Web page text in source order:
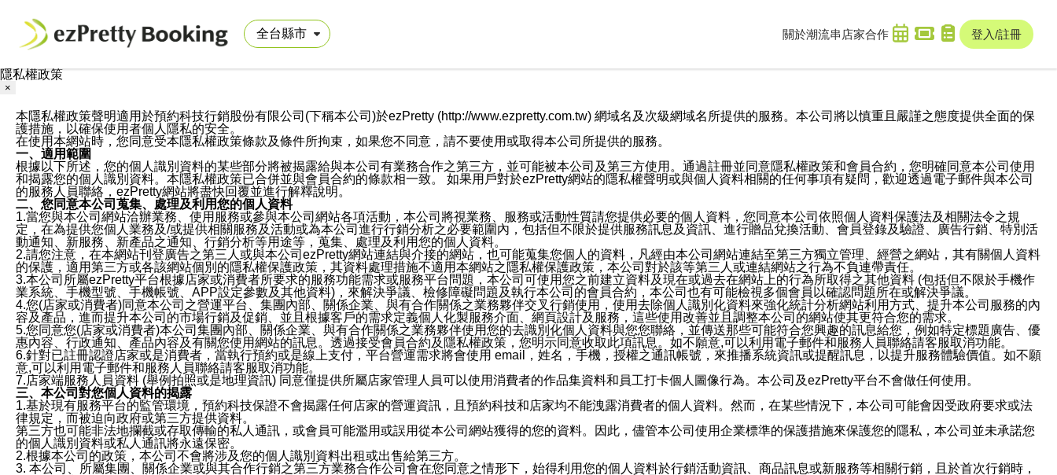
關於潮流串 店家合作 登入/註冊
隱私權政策
×
本隱私權政策聲明適用於預約科技行銷股份有限公司(下稱本公司)於ezPretty (http://www.ezpretty.com.tw) 網域名及次級網域名所提供的服務。本公司將以慎重且嚴謹之態度提供全面的保
護措施，以確保使用者個人隱私的安全。
在使用本網站時，您同意受本隱私權政策條款及條件所拘束，如果您不同意，請不要使用或取得本公司所提供的服務。
一、適用範圍
根據以下所述，您的個人識別資料的某些部分將被揭露給與本公司有業務合作之第三方，並可能被本公司及第三方使用。通過註冊並同意隱私權政策和會員合約，您明確同意本公司使用
和揭露您的個人識別資料。本隱私權政策已合併並與會員合約的條款相一致。 如果用戶對於ezPretty網站的隱私權聲明或與個人資料相關的任何事項有疑問，歡迎透過電子郵件與本公司
的服務人員聯絡，ezPretty網站將盡快回覆並進行解釋說明。
二、您同意本公司蒐集、處理及利用您的個人資料
1.當您與本公司網站洽辦業務、使用服務或參與本公司網站各項活動，本公司將視業務、服務或活動性質請您提供必要的個人資料，您同意本公司依照個人資料保護法及相關法令之規
定，在為提供您個人業務及/或提供相關服務及活動或為本公司進行行銷分析之必要範圍內，包括但不限於提供服務訊息及資訊、進行贈品兌換活動、會員登錄及驗證、廣告行銷、特別活
動通知、新服務、新產品之通知、行銷分析等用途等，蒐集、處理及利用您的個人資料。
2.請您注意，在本網站刊登廣告之第三人或與本公司ezPretty網站連結與介接的網站，也可能蒐集您個人的資料，凡經由本公司網站連結至第三方獨立管理、經營之網站，其有關個人資料
的保護，適用第三方或各該網站個別的隱私權保護政策，其資料處理措施不適用本網站之隱私權保護政策，本公司對於該等第三人或連結網站之行為不負連帶責任。
3.本公司所屬ezPretty平台根據店家或消費者所要求的服務功能需求或服務平台問題，本公司可使用您之前建立資料及現在或過去在網站上的行為所取得之其他資料 (包括但不限於手機作
業系統、手機型號、手機帳號、APP設定參數及其他資料)，來解決爭議、檢修障礙問題及執行本公司的會員合約，本公司也有可能檢視多個會員以確認問題所在或解決爭議。
4.您(店家或消費者)同意本公司之營運平台、集團內部、關係企業、與有合作關係之業務夥伴交叉行銷使用，使用去除個人識別化資料來強化統計分析網站利用方式、提升本公司服務的內
容及產品，進而提升本公司的市場行銷及促銷、並且根據客戶的需求定義個人化製服務介面、網頁設計及服務，這些使用改善並且調整本公司的網站使其更符合您的需求。
5.您同意您(店家或消費者)本公司集團內部、關係企業、與有合作關係之業務夥伴使用您的去識別化個人資料與您您聯絡，並傳送那些可能符合您興趣的訊息給您，例如特定標題廣告、優
惠內容、行政通知、產品內容及有關您使用網站的訊息。透過接受會員合約及隱私權政策，您明示同意收取此項訊息。如不願意,可以利用電子郵件和服務人員聯絡請客服取消功能。
6.針對已註冊認證店家或是消費者，當執行預約或是線上支付，平台營運需求將會使用 email，姓名，手機，授權之通訊帳號，來推播系統資訊或提醒訊息，以提升服務體驗價值。如不願
意,可以利用電子郵件和服務人員聯絡請客服取消功能。
7.店家端服務人員資料 (舉例拍照或是地理資訊) 同意僅提供所屬店家管理人員可以使用消費者的作品集資料和員工打卡個人圖像行為。本公司及ezPretty平台不會做任何使用。
三、本公司對您個人資料的揭露
1.基於現有服務平台的監管環境，預約科技保證不會揭露任何店家的營運資訊，且預約科技和店家均不能洩露消費者的個人資料。然而，在某些情況下，本公司可能會因受政府要求或法
律規定，而被迫向政府或第三方提供資料。
第三方也可能非法地攔截或存取傳輸的私人通訊，或會員可能濫用或誤用從本公司網站獲得的您的資料。因此，儘管本公司使用企業標準的保護措施來保護您的隱私，本公司並未承諾您
的個人識別資料或私人通訊將永遠保密。
2.根據本公司的政策，本公司不會將涉及您的個人識別資料出租或出售給第三方。
3. 本公司、所屬集團、關係企業或與其合作行銷之第三方業務合作公司會在您同意之情形下，始得利用您的個人資料於行銷活動資訊、商品訊息或新服務等相關行銷，且於首次行銷時，